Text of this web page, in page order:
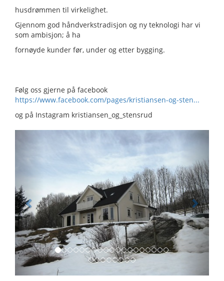
husdrømmen til virkelighet.
Gjennom god håndverkstradisjon og ny teknologi har vi
som ambisjon; å ha
fornøyde kunder før, under og etter bygging.
Følg oss gjerne på facebook
https://www.facebook.com/pages/kristiansen-og-sten...
og på Instagram kristiansen_og_stensrud
Previous